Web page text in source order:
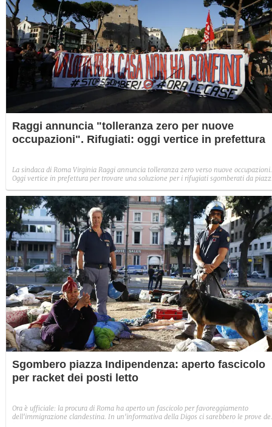
Raggi annuncia "tolleranza zero per nuove
occupazioni". Rifugiati: oggi vertice in prefettura
La sindaca di Roma Virginia Raggi annuncia tolleranza zero verso nuove occupazioni.
Oggi vertice in prefettura per trovare una soluzione per i rifugiati sgomberati da
Sgombero piazza Indipendenza: aperto fascicolo
per racket dei posti letto
Ora è ufficiale: la procura di Roma ha aperto un fascicolo per favoreggiamento
dell'immigrazione clandestina. In un'informativa della Digos ci sarebbero le prove del